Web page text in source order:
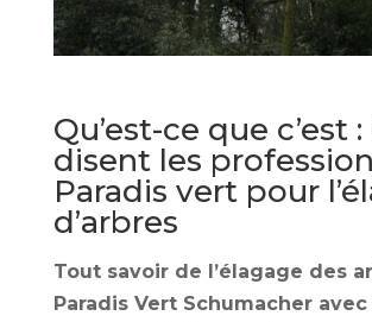
Qu’est-ce que c’est :
disent les
Paradis vert pour
d’arbres
Tout savoir de l’élagage des
Paradis Vert Schumacher